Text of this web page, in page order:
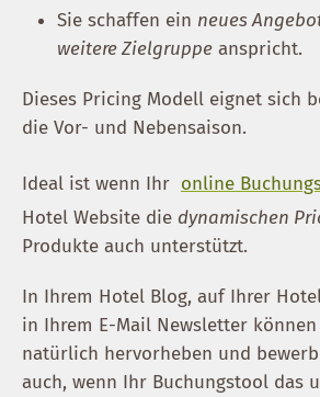
Sie schaffen ein neues
weitere Zielgruppe anspricht.
Dieses Pricing Modell eignet sich
die Vor- und Nebensaison.
Ideal ist wenn Ihr online
Hotel Website die dynamischen
Produkte auch unterstützt.
In Ihrem Hotel Blog, auf Ihrer
in Ihrem E-Mail Newsletter können
natürlich hervorheben und
auch, wenn Ihr Buchungstool das